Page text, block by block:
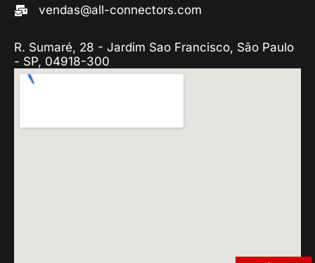
vendas@all-connectors.com
R. Sumaré, 28 - Jardim Sao Francisco, São Paulo
- SP, 04918-300